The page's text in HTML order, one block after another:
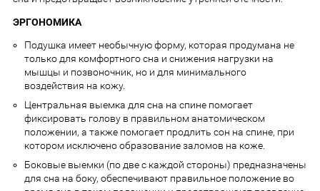
ЭРГОНОМИКА
Подушка имеет необычную форму, которая продумана не
только для комфортного сна и снижения нагрузки на
мышцы и позвоночник, но и для минимального
воздействия на кожу.
Центральная выемка для сна на спине помогает
фиксировать голову в правильном анатомическом
положении, а также помогает продлить сон на спине, при
котором исключено образование заломов на коже.
Боковые выемки (по две с каждой стороны) предназначены
для сна на боку, обеспечивают правильное положение во